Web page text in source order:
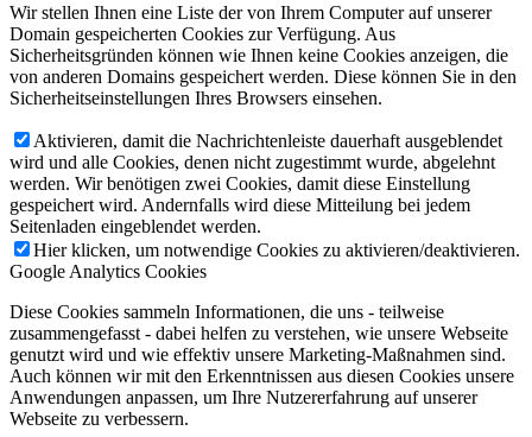
Wir stellen Ihnen eine Liste der von Ihrem Computer auf unserer
Domain gespeicherten Cookies zur Verfügung. Aus
Sicherheitsgründen können wie Ihnen keine Cookies anzeigen, die
von anderen Domains gespeichert werden. Diese können Sie in den
Sicherheitseinstellungen Ihres Browsers einsehen.
Aktivieren, damit die Nachrichtenleiste dauerhaft ausgeblendet
wird und alle Cookies, denen nicht zugestimmt wurde, abgelehnt
werden. Wir benötigen zwei Cookies, damit diese Einstellung
gespeichert wird. Andernfalls wird diese Mitteilung bei jedem
Seitenladen eingeblendet werden.
Hier klicken, um notwendige Cookies zu aktivieren/deaktivieren.
Google Analytics Cookies
Diese Cookies sammeln Informationen, die uns - teilweise
zusammengefasst - dabei helfen zu verstehen, wie unsere Webseite
genutzt wird und wie effektiv unsere Marketing-Maßnahmen sind.
Auch können wir mit den Erkenntnissen aus diesen Cookies unsere
Anwendungen anpassen, um Ihre Nutzererfahrung auf unserer
Webseite zu verbessern.